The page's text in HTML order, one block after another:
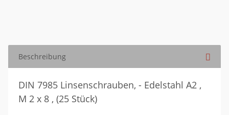
Beschreibung
DIN 7985 Linsenschrauben, - Edelstahl A2 ,
M 2 x 8 , (25 Stück)